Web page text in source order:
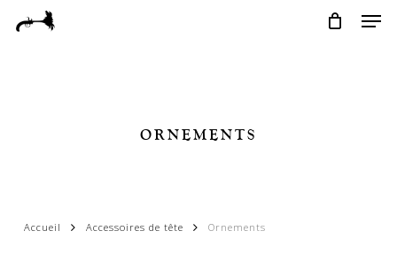
ORNEMENTS
Accueil Accessoires de tête Ornements